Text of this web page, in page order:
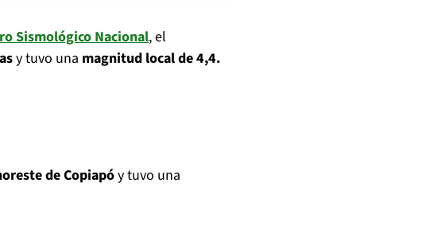
Sismológico Nacional, el
y tuvo una magnitud local de 4,4.
de Copiapóy tuvo una